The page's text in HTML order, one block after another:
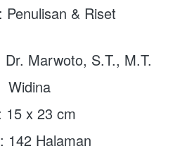
& Riset
Marwoto, S.T., M.T.
Widina
x 23 cm
142 Halaman